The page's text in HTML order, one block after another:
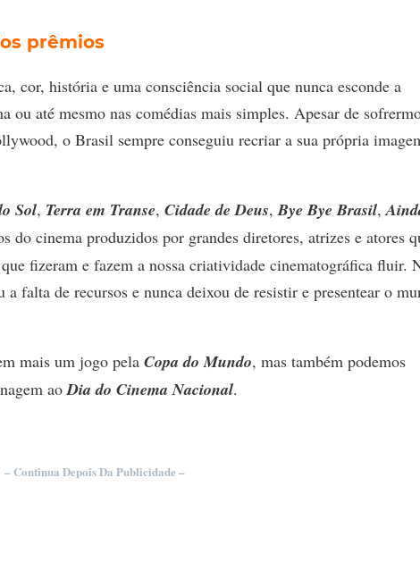
prêmios
cor, história e uma consciência social que nunca esconde a
ou até mesmo nas comédias mais simples. Apesar de
o Brasil sempre conseguiu recriar a sua própria
Sol, Terra em Transe, Cidade de Deus, Bye Bye Brasil,
do cinema produzidos por grandes diretores, atrizes e atores
fizeram e fazem a nossa criatividade cinematográfica fluir.
falta de recursos e nunca deixou de resistir e presentear o
mais um jogo pela Copa do Mundo, mas também podemos
ao Dia do Cinema Nacional.
– Continua Depois Da Publicidade –